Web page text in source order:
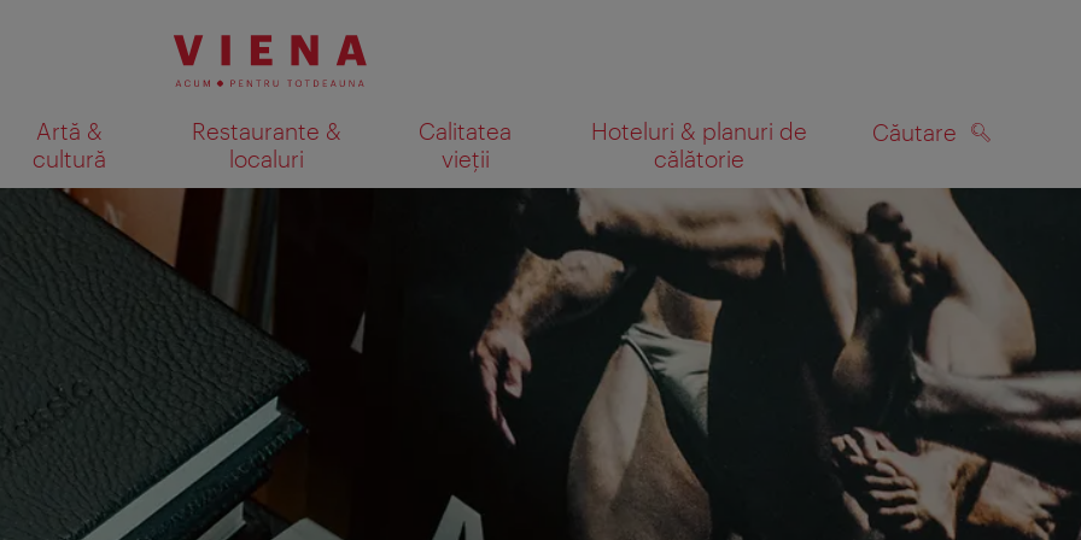
Artă &
cultură
Restaurante &
localuri
Calitatea
vieții
Hoteluri & planuri de
călătorie
Căutare
Afişare rezultate căutare pe hartă CĂUTARE